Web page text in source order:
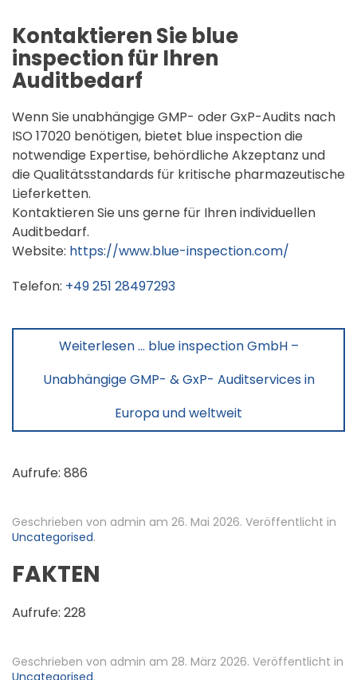
Kontaktieren Sie blue
inspection für Ihren
Auditbedarf
Wenn Sie unabhängige GMP- oder GxP-Audits nach
ISO 17020 benötigen, bietet blue inspection die
notwendige Expertise, behördliche Akzeptanz und
die Qualitätsstandards für kritische pharmazeutische
Lieferketten.
Kontaktieren Sie uns gerne für Ihren individuellen
Auditbedarf.
Website: https://www.blue-inspection.com/
Telefon: +49 251 28497293
Weiterlesen … blue inspection GmbH –
Unabhängige GMP- & GxP- Auditservices in
Europa und weltweit
Aufrufe: 886
Geschrieben von admin am 26. Mai 2026. Veröffentlicht in
Uncategorised.
FAKTEN
Aufrufe: 228
Geschrieben von admin am 28. März 2026. Veröffentlicht in
Uncategorised.